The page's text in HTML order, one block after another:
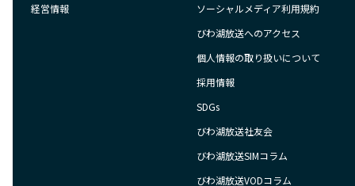
経営情報
ソーシャルメディア利用規約
びわ湖放送へのアクセス
個人情報の取り扱いについて
採用情報
SDGs
びわ湖放送社友会
びわ湖放送SIMコラム
びわ湖放送VODコラム